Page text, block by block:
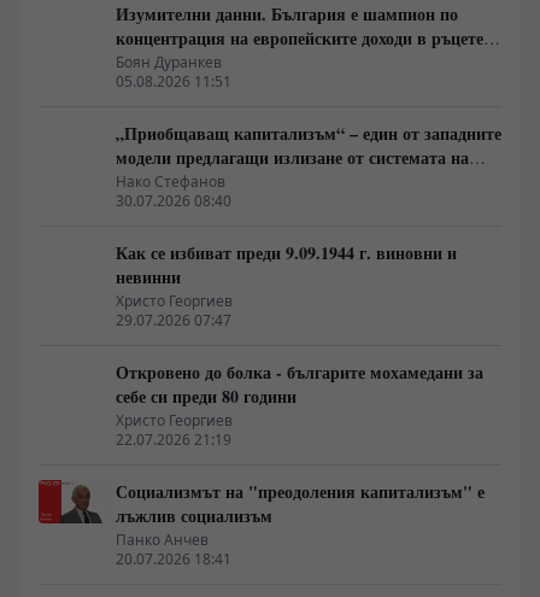
Изумителни данни. България е шампион по
концентрация на европейските доходи в ръцете
на най-богатия 1%, надминава и САЩ
Боян Дуранкев
05.08.2026 11:51
„Приобщаващ капитализъм“ – един от западните
модели предлагащи излизане от системата на
неолиберализма
Нако Стефанов
30.07.2026 08:40
Как се избиват преди 9.09.1944 г. виновни и
невинни
Христо Георгиев
29.07.2026 07:47
Откровено до болка - българите мохамедани за
себе си преди 80 години
Христо Георгиев
22.07.2026 21:19
Социализмът на "преодоления капитализъм" е
лъжлив социализъм
Панко Анчев
20.07.2026 18:41